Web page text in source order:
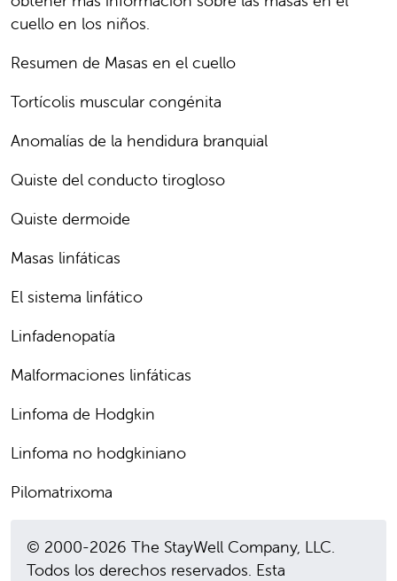
cuello en los niños.
Resumen de Masas en el cuello
Tortícolis muscular congénita
Anomalías de la hendidura branquial
Quiste del conducto tirogloso
Quiste dermoide
Masas linfáticas
El sistema linfático
Linfadenopatía
Malformaciones linfáticas
Linfoma de Hodgkin
Linfoma no hodgkiniano
Pilomatrixoma
© 2000-2026 The StayWell Company, LLC.
Todos los derechos reservados. Esta